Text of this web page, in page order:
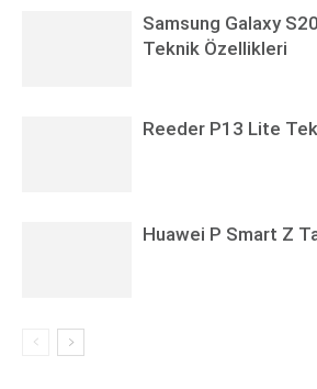
Samsung Galaxy
Teknik Özellikleri
Reeder P13 Lite
Huawei P Smart Z